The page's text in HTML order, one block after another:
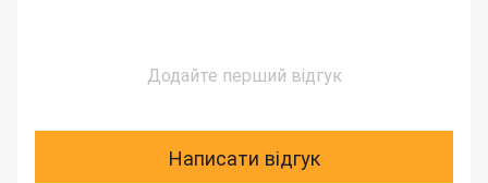
Додайте перший відгук
Написати відгук